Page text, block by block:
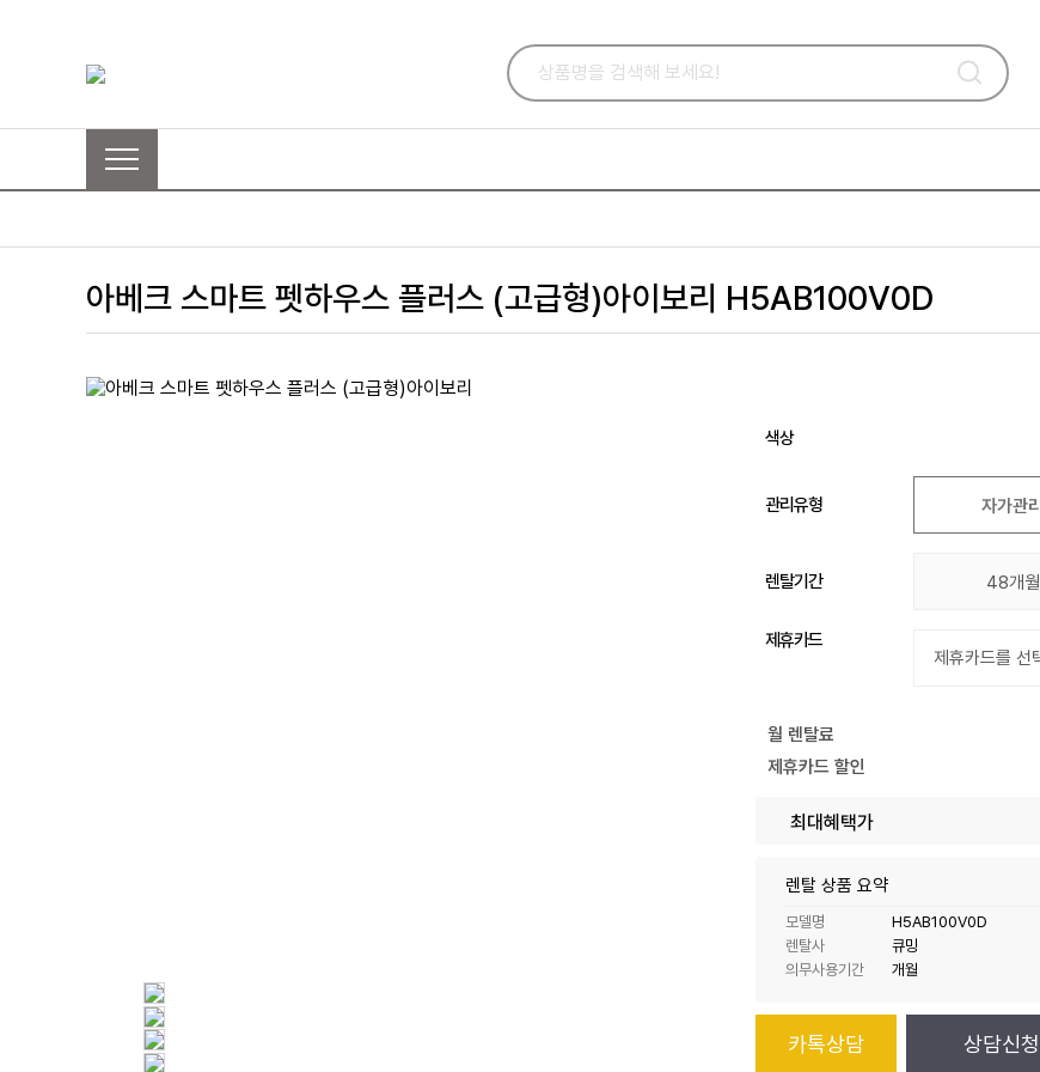
아베크 스마트 펫하우스 플러스 (고급형)아이보리 H5AB100V0D
색상
관리유형 자가관리
렌탈기간 48개월
제휴카드
월 렌탈료
제휴카드 할인
최대혜택가
렌탈 상품 요약
모델명 H5AB100V0D
렌탈사
큐밍
의무사용기간
개월
카톡상담 상담신청